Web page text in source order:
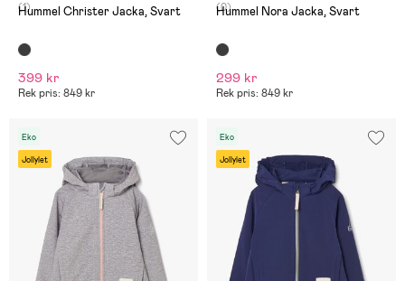
(1)
Hummel Christer Jacka, Svart
399 kr
Rek pris: 849 kr
(0)
Hummel Nora Jacka, Svart
299 kr
Rek pris: 849 kr
Eko
Jollylet
Eko
Jollylet